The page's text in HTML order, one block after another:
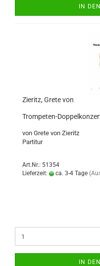
IN
Zieritz, Grete von
Trompeten-
von Grete von Zieritz
Partitur
Art.Nr.: 51354
Lieferzeit:
ca. 3-4 Tage
IN